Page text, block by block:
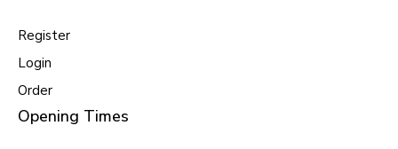
Register
Login
Order
Opening Times